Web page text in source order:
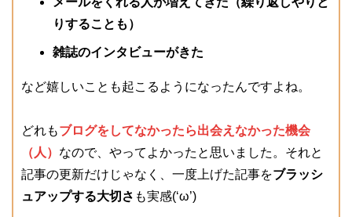
りすることも）
雑誌のインタビューがきた
など嬉しいことも起こるようになったんですよね。
どれもブログをしてなかったら出会えなかった機会
（人） なので、やってよかったと思いました。それと
記事の更新だけじゃなく、一度上げた記事をブラッシ
ュアップする大切さ も実感(‘ω’)